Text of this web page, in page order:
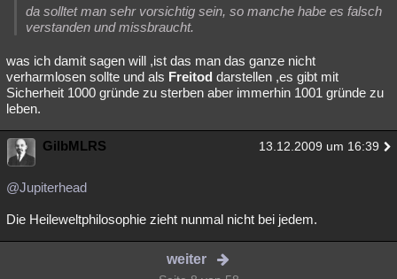
da solltet man sehr vorsichtig sein, so manche habe es falsch
verstanden und missbraucht.
was ich damit sagen will ,ist das man das ganze nicht
verharmlosen sollte und als Freitod darstellen ,es gibt mit
Sicherheit 1000 gründe zu sterben aber immerhin 1001 gründe zu
leben.
GilbMLRS 13.12.2009 um 16:39
@Jupiterhead
Die Heileweltphilosophie zieht nunmal nicht bei jedem.
weiter